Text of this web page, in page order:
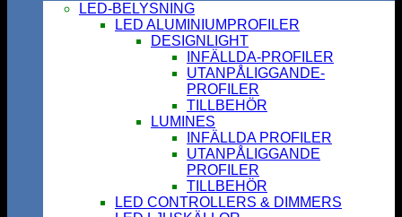
LED-BELYSNING
LED ALUMINIUMPROFILER
DESIGNLIGHT
INFÄLLDA-PROFILER
UTANPÅLIGGANDE-
PROFILER
TILLBEHÖR
LUMINES
INFÄLLDA PROFILER
UTANPÅLIGGANDE
PROFILER
TILLBEHÖR
LED CONTROLLERS & DIMMERS